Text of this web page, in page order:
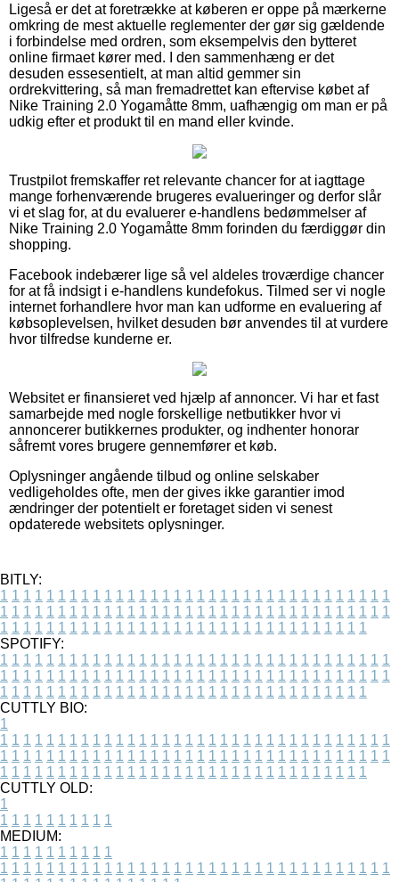
Ligeså er det at foretrække at køberen er oppe på mærkerne
omkring de mest aktuelle reglementer der gør sig gældende
i forbindelse med ordren, som eksempelvis den bytteret
online firmaet kører med. I den sammenhæng er det
desuden essesentielt, at man altid gemmer sin
ordrekvittering, så man fremadrettet kan eftervise købet af
Nike Training 2.0 Yogamåtte 8mm, uafhængig om man er på
udkig efter et produkt til en mand eller kvinde.
Trustpilot fremskaffer ret relevante chancer for at iagttage
mange forhenværende brugeres evalueringer og derfor slår
vi et slag for, at du evaluerer e-handlens bedømmelser af
Nike Training 2.0 Yogamåtte 8mm forinden du færdiggør din
shopping.
Facebook indebærer lige så vel aldeles troværdige chancer
for at få indsigt i e-handlens kundefokus. Tilmed ser vi nogle
internet forhandlere hvor man kan udforme en evaluering af
købsoplevelsen, hvilket desuden bør anvendes til at vurdere
hvor tilfredse kunderne er.
Websitet er finansieret ved hjælp af annoncer. Vi har et fast
samarbejde med nogle forskellige netbutikker hvor vi
annoncerer butikkernes produkter, og indhenter honorar
såfremt vores brugere gennemfører et køb.
Oplysninger angående tilbud og online selskaber
vedligeholdes ofte, men der gives ikke garantier imod
ændringer der potentielt er foretaget siden vi senest
opdaterede websitets oplysninger.
BITLY:
1 1 1 1 1 1 1 1 1 1 1 1 1 1 1 1 1 1 1 1 1 1 1 1 1 1 1 1 1 1 1 1 1 1
1 1 1 1 1 1 1 1 1 1 1 1 1 1 1 1 1 1 1 1 1 1 1 1 1 1 1 1 1 1 1 1 1 1
1 1 1 1 1 1 1 1 1 1 1 1 1 1 1 1 1 1 1 1 1 1 1 1 1 1 1 1 1 1 1 1
SPOTIFY:
1 1 1 1 1 1 1 1 1 1 1 1 1 1 1 1 1 1 1 1 1 1 1 1 1 1 1 1 1 1 1 1 1 1
1 1 1 1 1 1 1 1 1 1 1 1 1 1 1 1 1 1 1 1 1 1 1 1 1 1 1 1 1 1 1 1 1 1
1 1 1 1 1 1 1 1 1 1 1 1 1 1 1 1 1 1 1 1 1 1 1 1 1 1 1 1 1 1 1 1
CUTTLY BIO:
1
1 1 1 1 1 1 1 1 1 1 1 1 1 1 1 1 1 1 1 1 1 1 1 1 1 1 1 1 1 1 1 1 1 1
1 1 1 1 1 1 1 1 1 1 1 1 1 1 1 1 1 1 1 1 1 1 1 1 1 1 1 1 1 1 1 1 1 1
1 1 1 1 1 1 1 1 1 1 1 1 1 1 1 1 1 1 1 1 1 1 1 1 1 1 1 1 1 1 1 1
CUTTLY OLD:
1
1 1 1 1 1 1 1 1 1 1
MEDIUM:
1 1 1 1 1 1 1 1 1 1
1 1 1 1 1 1 1 1 1 1 1 1 1 1 1 1 1 1 1 1 1 1 1 1 1 1 1 1 1 1 1 1 1 1